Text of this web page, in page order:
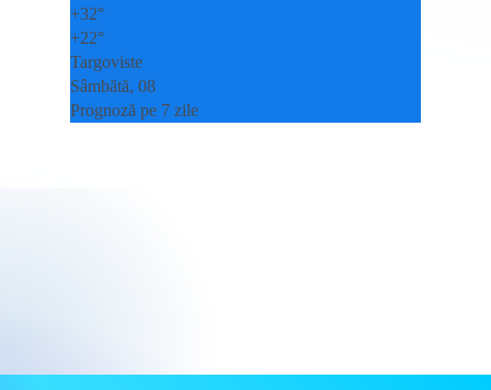
+32°
+22°
Targoviste
Sâmbătă, 08
Prognoză pe 7 zile